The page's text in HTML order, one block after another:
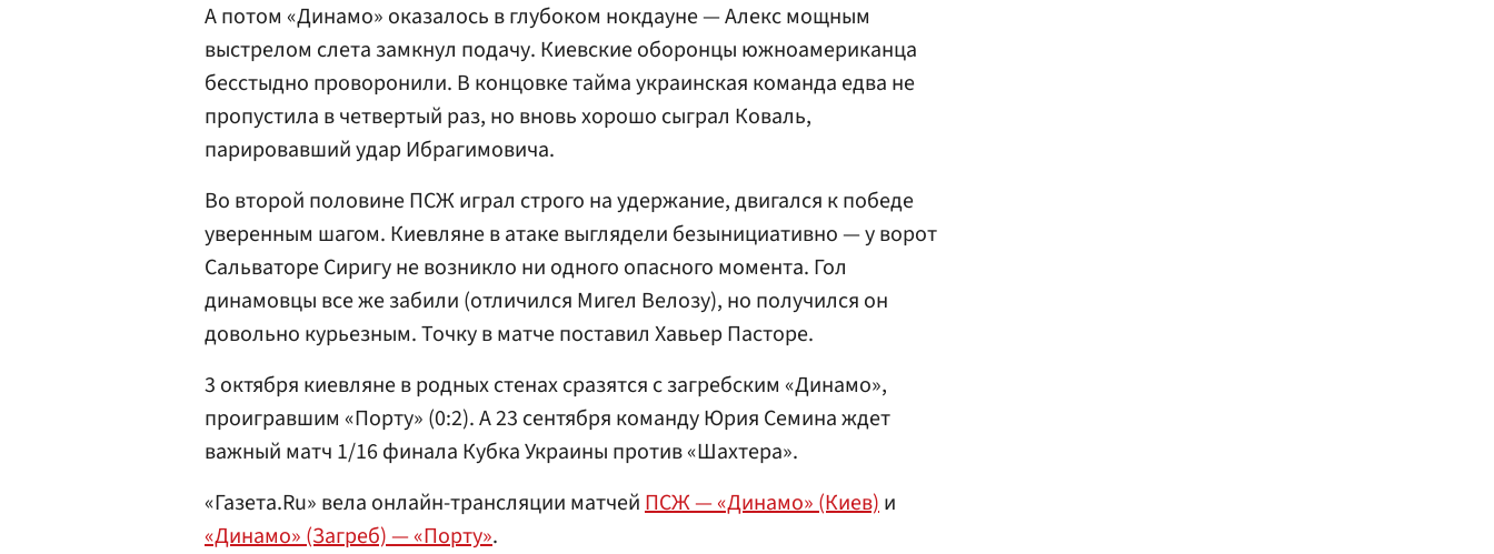
А потом «Динамо» оказалось в глубоком нокдауне — Алекс мощным
выстрелом слета замкнул подачу. Киевские оборонцы южноамериканца
бесстыдно проворонили. В концовке тайма украинская команда едва не
пропустила в четвертый раз, но вновь хорошо сыграл Коваль,
парировавший удар Ибрагимовича.
Во второй половине ПСЖ играл строго на удержание, двигался к победе
уверенным шагом. Киевляне в атаке выглядели безынициативно — у ворот
Сальваторе Сиригу не возникло ни одного опасного момента. Гол
динамовцы все же забили (отличился Мигел Велозу), но получился он
довольно курьезным. Точку в матче поставил Хавьер Пасторе.
3 октября киевляне в родных стенах сразятся с загребским «Динамо»,
проигравшим «Порту» (0:2). А 23 сентября команду Юрия Семина ждет
важный матч 1/16 финала Кубка Украины против «Шахтера».
«Газета.Ru» вела онлайн-трансляции матчейПСЖ — «Динамо» (Киев)и
«Динамо» (Загреб) — «Порту».